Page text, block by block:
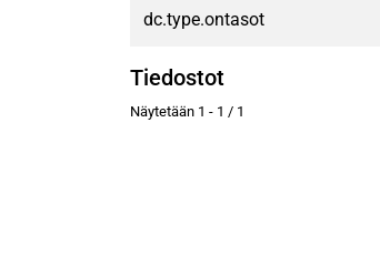
dc.type.ontasot
Tiedostot
Näytetään 1 - 1 / 1